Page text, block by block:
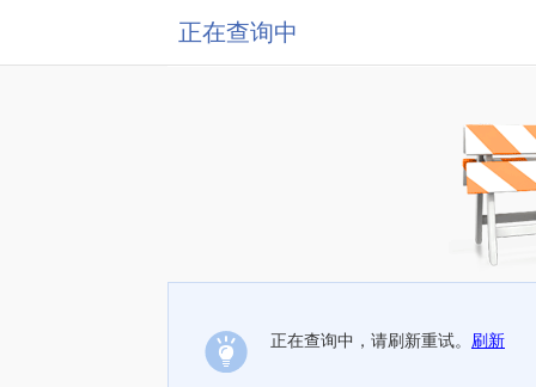
正在查询中
正在查询中，请刷新重试。 刷新